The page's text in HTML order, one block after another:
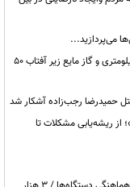
ریمـدان در آستانه بحران؛ ۳ هزار کامیون قفل، صف ۵۰ کیلومتری و گاز مایع زیر آفتاب ۵۰
قتل حمیدرضا رجب‌زاده آشکار شد
از ریشه‌یابی مشکلات تا